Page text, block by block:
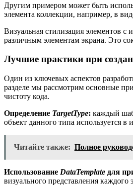
Другим примером может быть
элемента коллекции, например, в
Визуальная стилизация элементов с
различным элементам экрана. Это
Лучшие практики при
Один из ключевых аспектов
разделе мы рассмотрим основные
чистоту кода.
Определение TargetType: каждый
объект данного типа используется в
Читайте также: Полное
Использование DataTemplate для
визуального представления